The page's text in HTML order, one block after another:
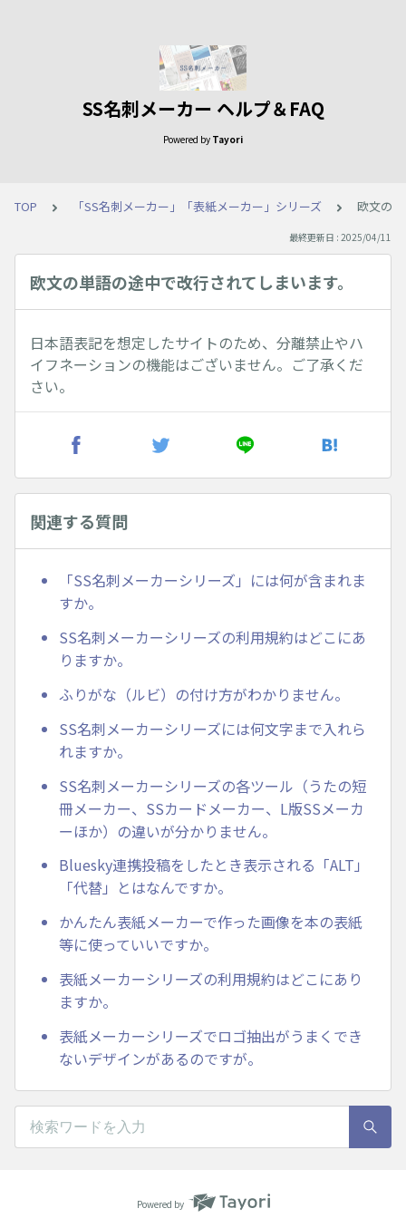
SS名刺メーカー ヘルプ＆FAQ
Powered by Tayori
TOP 「SS名刺メーカー」「表紙メーカー」シリーズ 欧文の
最終更新日 : 2025/04/11
欧文の単語の途中で改行されてしまいます。
日本語表記を想定したサイトのため、分離禁止やハ
イフネーションの機能はございません。ご了承くだ
さい。
関連する質問
「SS名刺メーカーシリーズ」には何が含まれま
すか。
SS名刺メーカーシリーズの利用規約はどこにあ
りますか。
ふりがな（ルビ）の付け方がわかりません。
SS名刺メーカーシリーズには何文字まで入れら
れますか。
SS名刺メーカーシリーズの各ツール（うたの短
冊メーカー、SSカードメーカー、L版SSメーカ
ーほか）の違いが分かりません。
Bluesky連携投稿をしたとき表示される「ALT」
「代替」とはなんですか。
かんたん表紙メーカーで作った画像を本の表紙
等に使っていいですか。
表紙メーカーシリーズの利用規約はどこにあり
ますか。
表紙メーカーシリーズでロゴ抽出がうまくでき
ないデザインがあるのですが。
Powered by